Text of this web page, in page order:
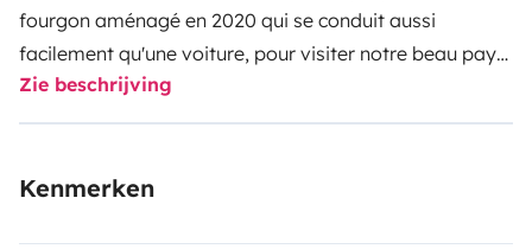
fourgon aménagé en 2020 qui se conduit aussi
facilement qu'une voiture, pour visiter notre beau pays
et même l'Europe.
Sandro. Nous adorons voyager et découvrir le monde
prenons un grand soin du véhicule et attendons bien
Zie beschrijving
Kenmerken